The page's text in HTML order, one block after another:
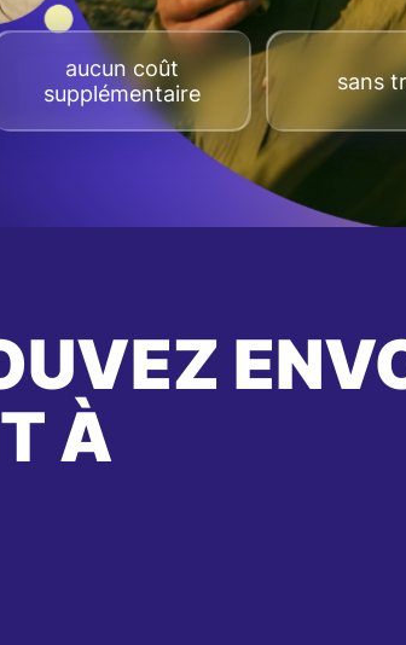
aucun coût
supplémentaire
sans
À